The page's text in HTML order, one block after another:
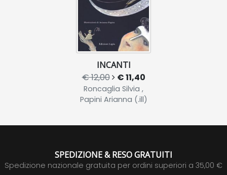
INCANTI
€ 12,00 € 11,40
Roncaglia Silvia ,
Papini Arianna (.ill)
SPEDIZIONE & RESO GRATUITI
Spedizione nazionale gratuita per ordini superiori a 35,00 €